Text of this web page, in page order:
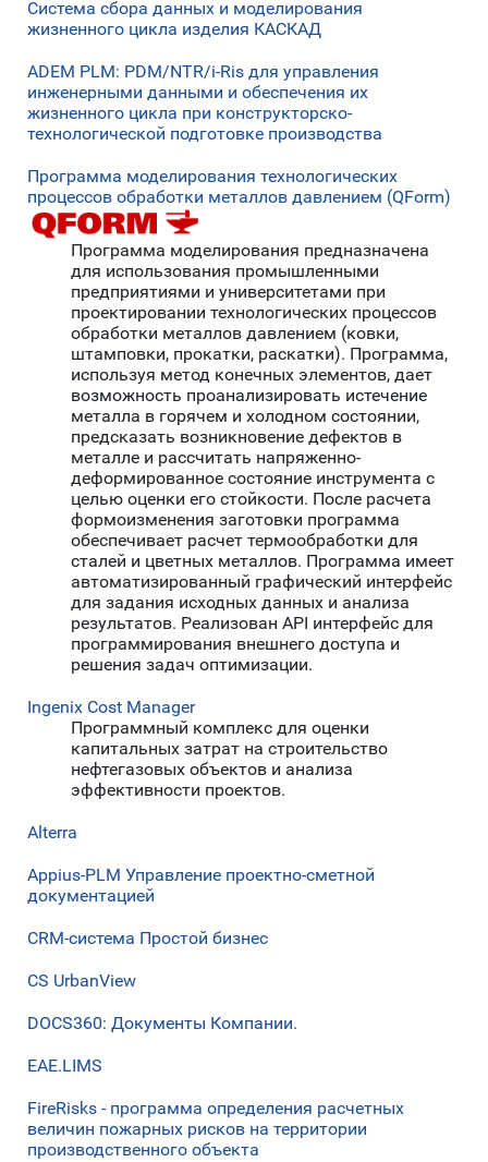
Система сбора данных и моделирования
жизненного цикла изделия КАСКАД
ADEM PLM: PDM/NTR/i-Ris для управления
инженерными данными и обеспечения их
жизненного цикла при конструкторско-
технологической подготовке производства
Программа моделирования технологических
процессов обработки металлов давлением (QForm)
Программа моделирования предназначена
для использования промышленными
предприятиями и университетами при
проектировании технологических процессов
обработки металлов давлением (ковки,
штамповки, прокатки, раскатки). Программа,
используя метод конечных элементов, дает
возможность проанализировать истечение
металла в горячем и холодном состоянии,
предсказать возникновение дефектов в
металле и рассчитать напряженно-
деформированное состояние инструмента с
целью оценки его стойкости. После расчета
формоизменения заготовки программа
обеспечивает расчет термообработки для
сталей и цветных металлов. Программа имеет
автоматизированный графический интерфейс
для задания исходных данных и анализа
результатов. Реализован API интерфейс для
программирования внешнего доступа и
решения задач оптимизации.
Ingenix Cost Manager
Программный комплекс для оценки
капитальных затрат на строительство
нефтегазовых объектов и анализа
эффективности проектов.
Alterra
Appius-PLM Управление проектно-сметной
документацией
CRM-система Простой бизнес
CS UrbanView
DOCS360: Документы Компании.
EAE.LIMS
FireRisks - программа определения расчетных
величин пожарных рисков на территории
производственного объекта